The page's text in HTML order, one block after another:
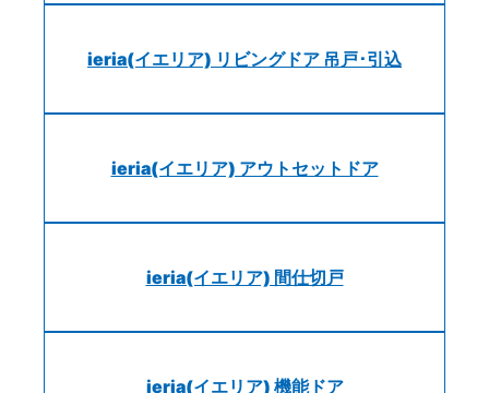
ieria(イエリア) リビングドア 吊戸･引込
ieria(イエリア) アウトセットドア
ieria(イエリア) 間仕切戸
ieria(イエリア) 機能ドア